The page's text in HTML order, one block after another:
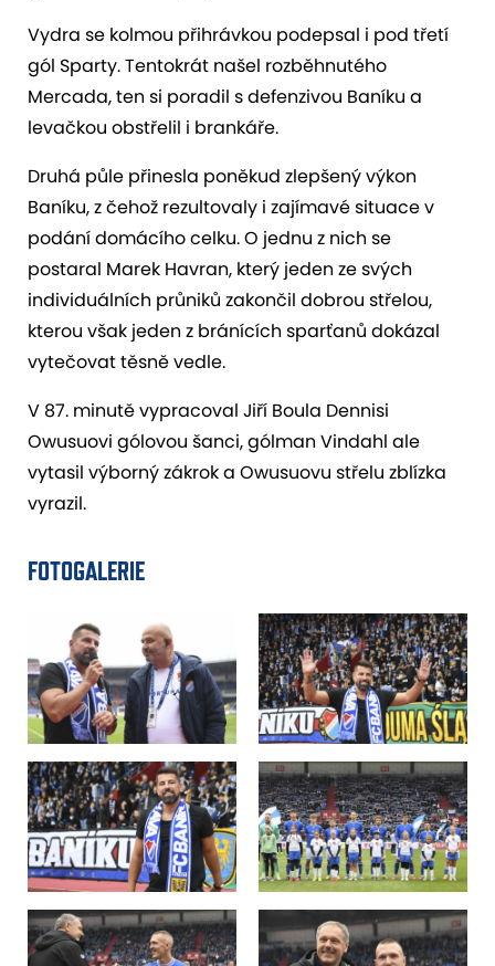
Vydra se kolmou přihrávkou podepsal i pod třetí
gól Sparty. Tentokrát našel rozběhnutého
Mercada, ten si poradil s defenzivou Baníku a
levačkou obstřelil i brankáře.
Druhá půle přinesla poněkud zlepšený výkon
Baníku, z čehož rezultovaly i zajímavé situace v
podání domácího celku. O jednu z nich se
postaral Marek Havran, který jeden ze svých
individuálních průniků zakončil dobrou střelou,
kterou však jeden z bránících sparťanů dokázal
vytečovat těsně vedle.
V 87. minutě vypracoval Jiří Boula Dennisi
Owusuovi gólovou šanci, gólman Vindahl ale
vytasil výborný zákrok a Owusuovu střelu zblízka
vyrazil.
FOTOGALERIE